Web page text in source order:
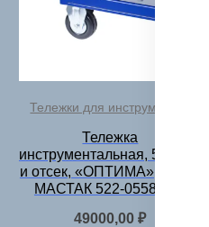
Тележки для инструментов
Тележка
инструментальная, 5 полок
и отсек, «ОПТИМА», синяя
МАСТАК 522-05581MB
49000,00₽